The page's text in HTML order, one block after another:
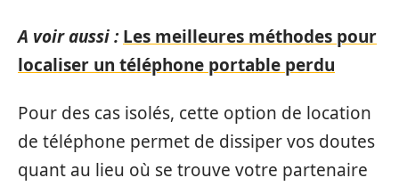
A voir aussi : Les meilleures méthodes pour
localiser un téléphone portable perdu
Pour des cas isolés, cette option de location
de téléphone permet de dissiper vos doutes
quant au lieu où se trouve votre partenaire